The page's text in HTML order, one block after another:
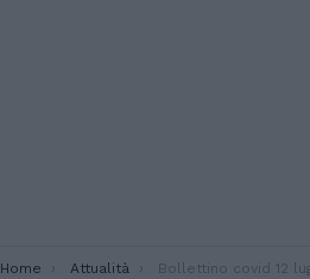
You are here:
Home Attualità Bollettino covid 12 luglio, sono 888 i